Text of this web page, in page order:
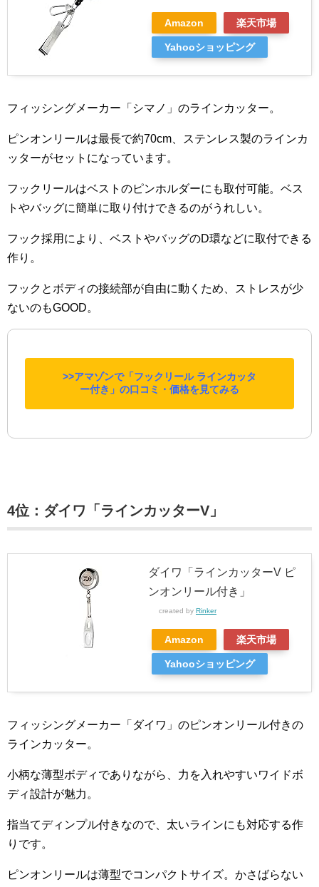
Amazon 楽天市場
Yahooショッピング
フィッシングメーカー「シマノ」のラインカッター。
ピンオンリールは最長で約70cm、ステンレス製のラインカ
ッターがセットになっています。
フックリールはベストのピンホルダーにも取付可能。ベス
トやバッグに簡単に取り付けできるのがうれしい。
フック採用により、ベストやバッグのD環などに取付できる
作り。
フックとボディの接続部が自由に動くため、ストレスが少
ないのもGOOD。
>>アマゾンで「フックリール ラインカッタ
ー付き」の口コミ・価格を見てみる
4位：ダイワ「ラインカッターV」
ダイワ「ラインカッターV ピ
ンオンリール付き」
created by Rinker
Amazon 楽天市場
Yahooショッピング
フィッシングメーカー「ダイワ」のピンオンリール付きの
ラインカッター。
小柄な薄型ボディでありながら、力を入れやすいワイドボ
ディ設計が魅力。
指当てディンプル付きなので、太いラインにも対応する作
りです。
ピンオンリールは薄型でコンパクトサイズ。かさばらない